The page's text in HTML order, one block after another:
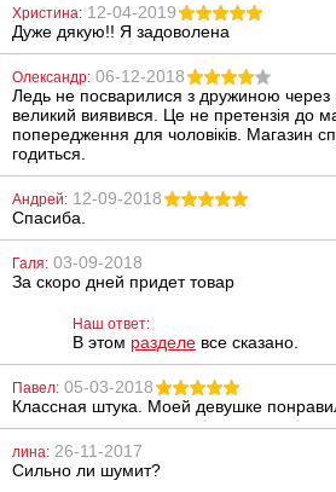
Ultra Plus
Alkaline 15AUP
Анальная
пробка Orion
Христина: 12-04-2019
Дуже дякую!! Я задоволена
Олександр: 06-12-2018
Ледь не посварилися з дружиною через
великий виявився. Це не претензія до
попередження для чоловіків. Магазин
годиться.
Андрей: 12-09-2018
Спасиба.
Галя: 03-09-2018
За скоро дней придет товар
Наш ответ:
В этом разделе все сказано.
Павел: 05-03-2018
Классная штука. Моей девушке
лина: 26-11-2017
Сильно ли шумит?